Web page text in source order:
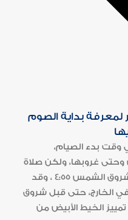
بداية الصوم
وقت بدء الصيام،
غروبها، ولكن صلاة
الفجر هنا حوالي الساعة 3:51 ، وشروق الشمس 4:55 ، وقد
في الخارج، حتى قبل شروق
الخيط الأبيض من